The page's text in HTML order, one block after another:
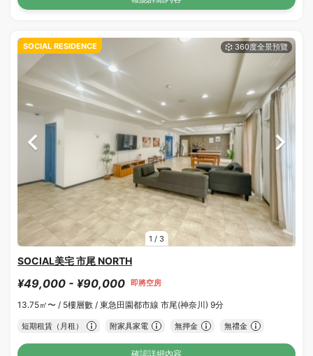
1 / 3
SOCIAL RESIDENCE
SOCIAL美宅 市尾 NORTH
¥49,000 - ¥90,000 即將空房
13.75㎡〜 / 5樓層數 / 東急田園都市線 市尾(神奈川) 9分
短期租賃（月租） 附家具家電 無押金 無禮金
確認詳細內容